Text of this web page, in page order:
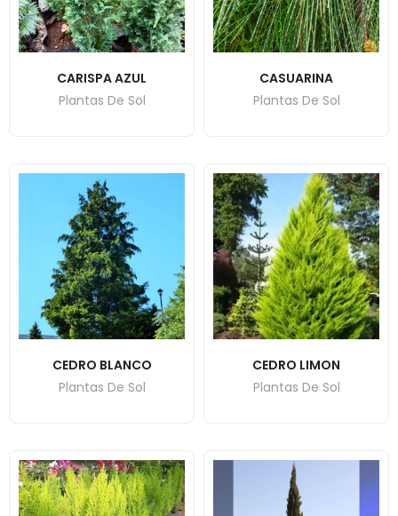
CARISPA AZUL
Plantas De Sol
CASUARINA
Plantas De Sol
CEDRO BLANCO
Plantas De Sol
CEDRO LIMON
Plantas De Sol